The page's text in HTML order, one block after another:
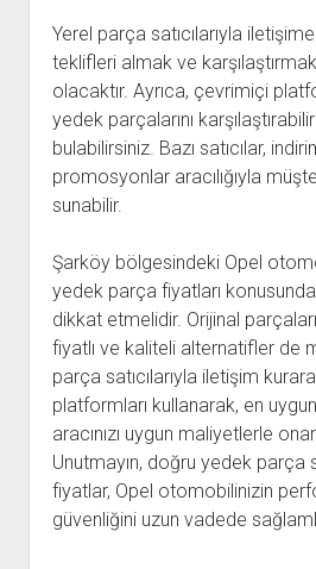
Yerel parça satıcılarıyla
teklifleri almak ve
olacaktır. Ayrıca, çevrimiçi
yedek parçalarını
bulabilirsiniz. Bazı satıcılar,
promosyonlar aracılığıyla
sunabilir.
Şarköy bölgesindeki Opel
yedek parça fiyatları
dikkat etmelidir. Orijinal
fiyatlı ve kaliteli alternatifler de
parça satıcılarıyla iletişim
platformları kullanarak, en
aracınızı uygun maliyetlerle
Unutmayın, doğru yedek
fiyatlar, Opel otomobilinizin
güvenliğini uzun vadede